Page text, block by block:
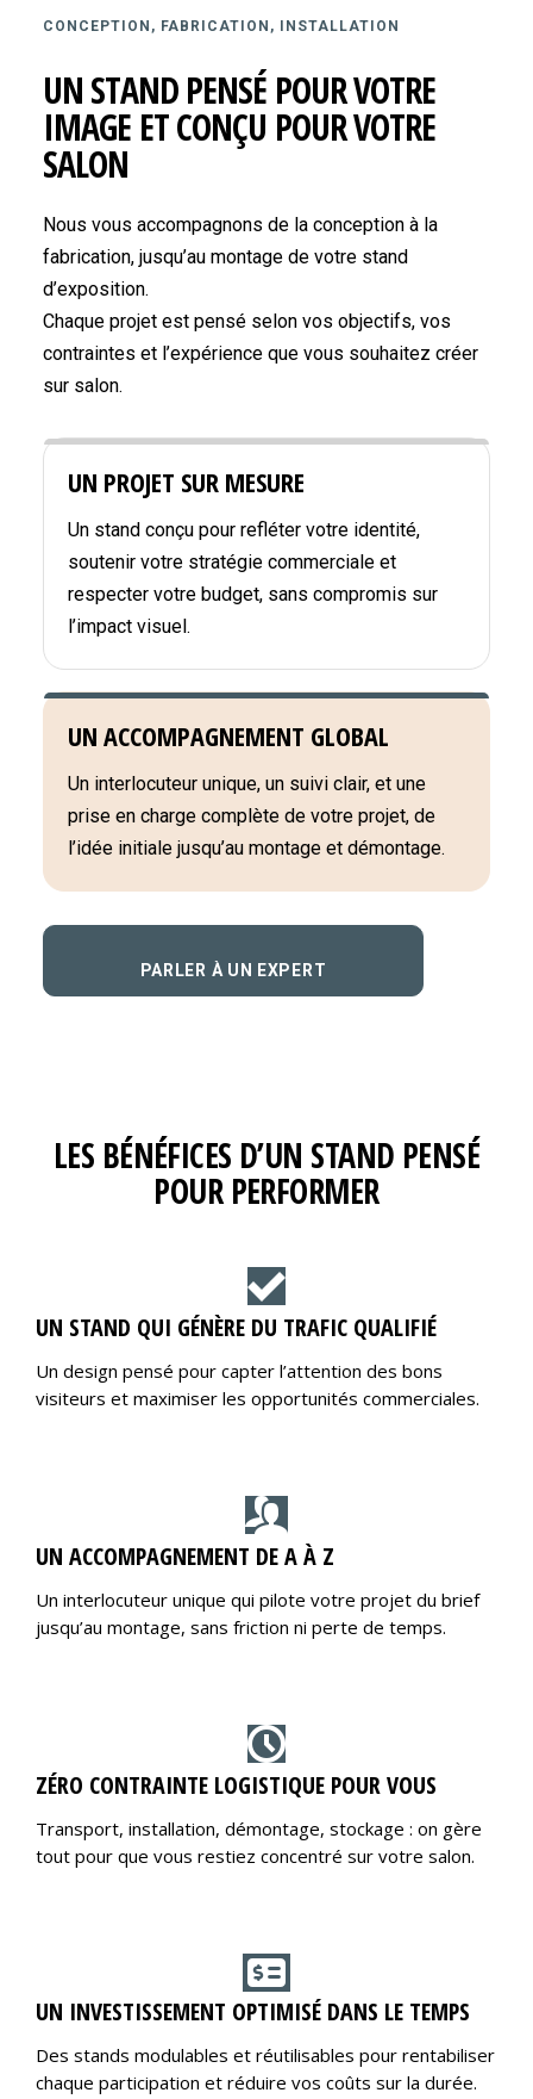
CONCEPTION, FABRICATION, INSTALLATION
UN STAND PENSÉ POUR VOTRE
IMAGE ET CONÇU POUR VOTRE
SALON
Nous vous accompagnons de la conception à la
fabrication, jusqu’au montage de votre stand
d’exposition.
Chaque projet est pensé selon vos objectifs, vos
contraintes et l’expérience que vous souhaitez créer
sur salon.
UN PROJET SUR MESURE
Un stand conçu pour refléter votre identité,
soutenir votre stratégie commerciale et
respecter votre budget, sans compromis sur
l’impact visuel.
UN ACCOMPAGNEMENT GLOBAL
Un interlocuteur unique, un suivi clair, et une
prise en charge complète de votre projet, de
l’idée initiale jusqu’au montage et démontage.
PARLER À UN EXPERT
LES BÉNÉFICES D’UN STAND PENSÉ
POUR PERFORMER
UN STAND QUI GÉNÈRE DU TRAFIC QUALIFIÉ
Un design pensé pour capter l’attention des bons
visiteurs et maximiser les opportunités commerciales.
UN ACCOMPAGNEMENT DE A À Z
Un interlocuteur unique qui pilote votre projet du brief
jusqu’au montage, sans friction ni perte de temps.
ZÉRO CONTRAINTE LOGISTIQUE POUR VOUS
Transport, installation, démontage, stockage : on gère
tout pour que vous restiez concentré sur votre salon.
UN INVESTISSEMENT OPTIMISÉ DANS LE TEMPS
Des stands modulables et réutilisables pour rentabiliser
chaque participation et réduire vos coûts sur la durée.